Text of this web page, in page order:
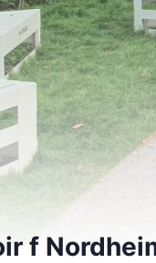
f